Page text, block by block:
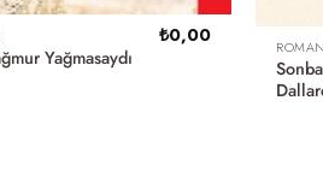
Yağmasaydı
₺0,00